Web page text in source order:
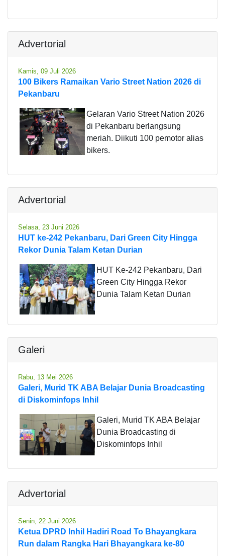
Advertorial
Kamis, 09 Juli 2026
100 Bikers Ramaikan Vario Street Nation 2026 di
Pekanbaru
Gelaran Vario Street Nation 2026
di Pekanbaru berlangsung
meriah. Diikuti 100 pemotor alias
bikers.
Advertorial
Selasa, 23 Juni 2026
HUT ke-242 Pekanbaru, Dari Green City Hingga
Rekor Dunia Talam Ketan Durian
HUT Ke-242 Pekanbaru, Dari
Green City Hingga Rekor
Dunia Talam Ketan Durian
Galeri
Rabu, 13 Mei 2026
Galeri, Murid TK ABA Belajar Dunia Broadcasting
di Diskominfops Inhil
Galeri, Murid TK ABA Belajar
Dunia Broadcasting di
Diskominfops Inhil
Advertorial
Senin, 22 Juni 2026
Ketua DPRD Inhil Hadiri Road To Bhayangkara
Run dalam Rangka Hari Bhayangkara ke-80